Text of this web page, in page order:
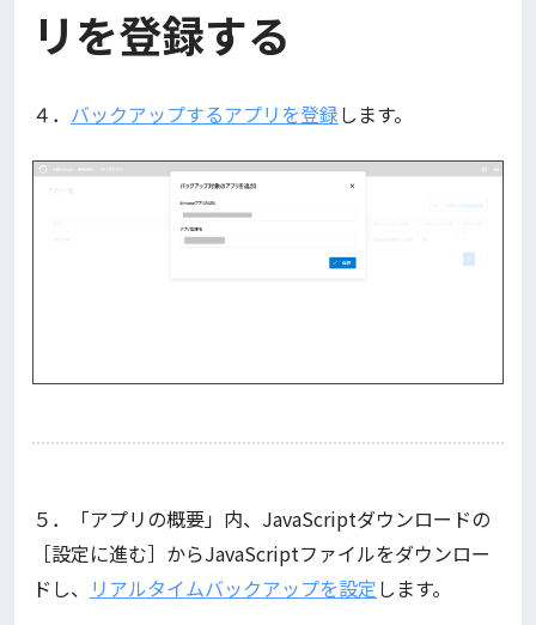
リを登録する
４． バックアップするアプリを登録します。
５．「アプリの概要」内、JavaScriptダウンロードの
［設定に進む］からJavaScriptファイルをダウンロー
ドし、 リアルタイムバックアップを設定します。